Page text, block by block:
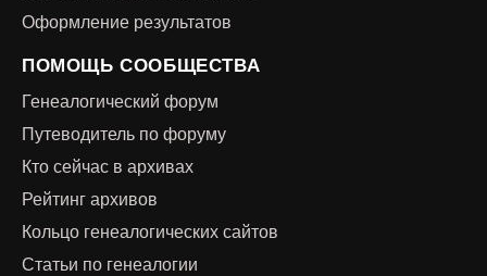
Оформление результатов
ПОМОЩЬ СООБЩЕСТВА
Генеалогический форум
Путеводитель по форуму
Кто сейчас в архивах
Рейтинг архивов
Кольцо генеалогических сайтов
Статьи по генеалогии